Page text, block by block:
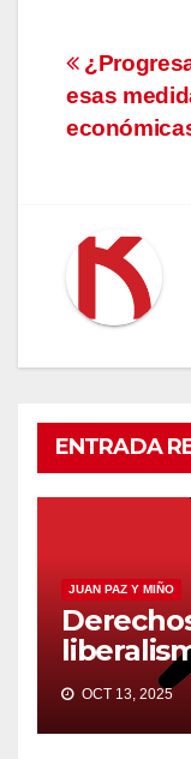
de
esas
ENTRADA
JUAN PAZ Y MIÑO
OCT 13, 2025